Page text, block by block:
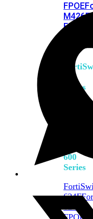
FPOE
M426E-
FPOE
500
Series
600
Series
624F
624F-
FPOE